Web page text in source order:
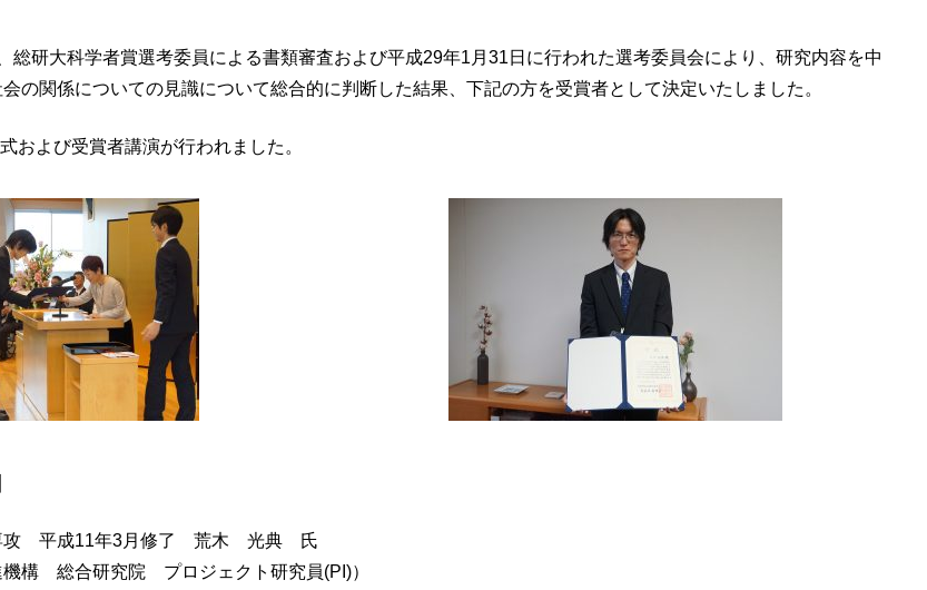
総研大科学者賞選考委員による書類審査および平成29年1月31日に行われた選考委員会により、研究内容を中
の関係についての見識について総合的に判断した結果、下記の方を受賞者として決定いたしました。
および受賞者講演が行われました。
攻 平成11年3月修了 荒木 光典 氏
構 総合研究院 プロジェクト研究員(PI)）